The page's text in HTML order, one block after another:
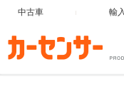
中古車 輸